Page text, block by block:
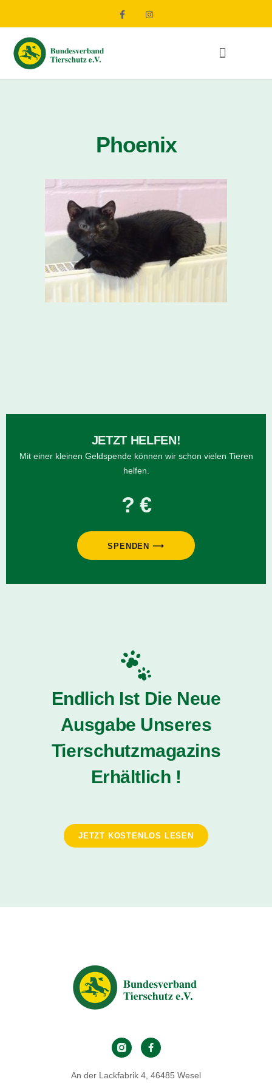
Phoenix
JETZT HELFEN!
Mit einer kleinen Geldspende können wir schon vielen Tieren
helfen.
? €
SPENDEN ⟶
Endlich Ist Die Neue
Ausgabe Unseres
Tierschutzmagazins
Erhältlich !
JETZT KOSTENLOS LESEN
An der Lackfabrik 4, 46485 Wesel